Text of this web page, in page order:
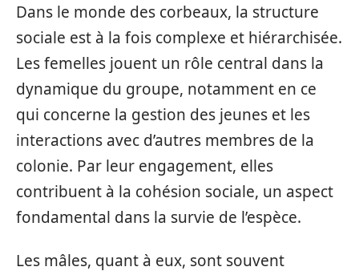
Dans le monde des corbeaux, la structure
sociale est à la fois complexe et hiérarchisée.
Les femelles jouent un rôle central dans la
dynamique du groupe, notamment en ce
qui concerne la gestion des jeunes et les
interactions avec d’autres membres de la
colonie. Par leur engagement, elles
contribuent à la cohésion sociale, un aspect
fondamental dans la survie de l’espèce.
Les mâles, quant à eux, sont souvent